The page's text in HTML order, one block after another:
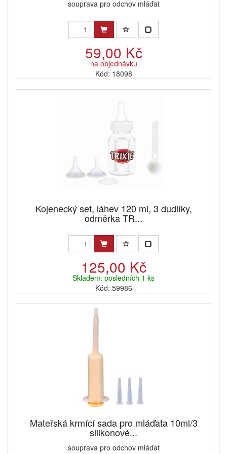
souprava pro odchov mláďat
59,00 Kč
na objednávku
Kód: 18098
Kojenecký set, láhev 120 ml, 3 dudlíky,
odměrka TR...
125,00 Kč
Skladem: posledních 1 ks
Kód: 59986
Mateřská krmící sada pro mláďata 10ml/3
silikonové...
souprava pro odchov mláďat